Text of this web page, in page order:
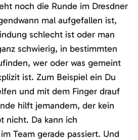
noch die Runde im Dresdner
mal aufgefallen ist,
schlecht ist oder man
schwierig, in bestimmten
wer oder was gemeint
ist. Zum Beispiel ein Du
und mit dem Finger drauf
hilft jemandem, der kein
nicht. Da kann ich
Team gerade passiert. Und